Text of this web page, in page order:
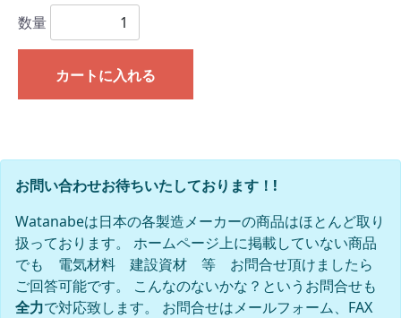
数量
カートに入れる
お問い合わせお待ちいたしております！!
Watanabeは日本の各製造メーカーの商品はほとんど取り
扱っております。 ホームページ上に掲載していない商品
でも 電気材料 建設資材 等 お問合せ頂けましたら
ご回答可能です。 こんなのないかな？というお問合せも
全力で対応致します。 お問合せはメールフォーム、FAX